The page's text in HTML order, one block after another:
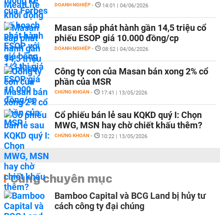
DOANH NGHIỆP - 14:01 | 04/06/2026
Masan sắp phát hành gần 14,5 triệu cổ
phiếu ESOP giá 10.000 đồng/cp
DOANH NGHIỆP - 08:52 | 04/06/2026
Công ty con của Masan bán xong 2% cổ
phần của MSR
CHỨNG KHOÁN - 17:41 | 13/05/2026
Cổ phiếu bán lẻ sau KQKD quý I: Chọn
MWG, MSN hay chờ chiết khấu thêm?
CHỨNG KHOÁN - 10:22 | 13/05/2026
Cùng chuyên mục
Bamboo Capital và BCG Land bị hủy tư
cách công ty đại chúng